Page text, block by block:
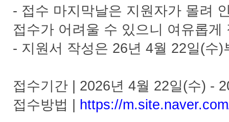
- 접수 마지막날은 지원자가 몰려
접수가 어려울 수 있으니 여유롭
- 지원서 작성은 26년 4월 22일(수)
접수기간 | 2026년 4월 22일(수) -
접수방법 |
https://